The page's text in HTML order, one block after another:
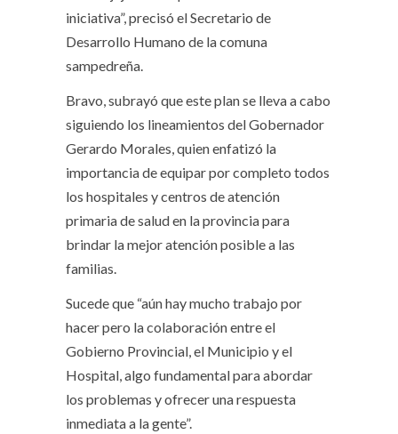
iniciativa”, precisó el Secretario de
Desarrollo Humano de la comuna
sampedreña.
Bravo, subrayó que este plan se lleva a cabo
siguiendo los lineamientos del Gobernador
Gerardo Morales, quien enfatizó la
importancia de equipar por completo todos
los hospitales y centros de atención
primaria de salud en la provincia para
brindar la mejor atención posible a las
familias.
Sucede que “aún hay mucho trabajo por
hacer pero la colaboración entre el
Gobierno Provincial, el Municipio y el
Hospital, algo fundamental para abordar
los problemas y ofrecer una respuesta
inmediata a la gente”.